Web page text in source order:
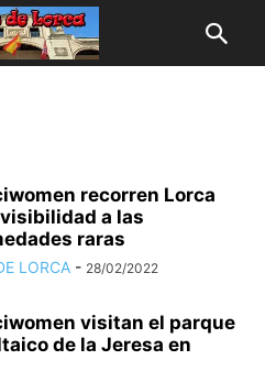
recorren Lorca
a las
raras
LORCA - 28/02/2022
visitan el parque
de la Jeresa en